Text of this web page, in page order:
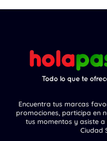
Encuentra tus marcas
promociones, participa en
tus momentos y asiste
Ciudad